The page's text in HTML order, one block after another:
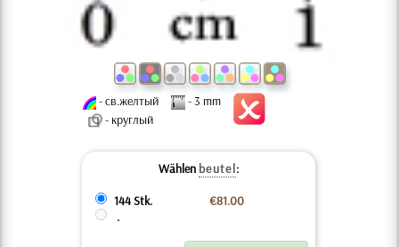
- св.желтый
- круглый
- 3 mm
Wählen beutel:
144 Stk.
€81.00
.